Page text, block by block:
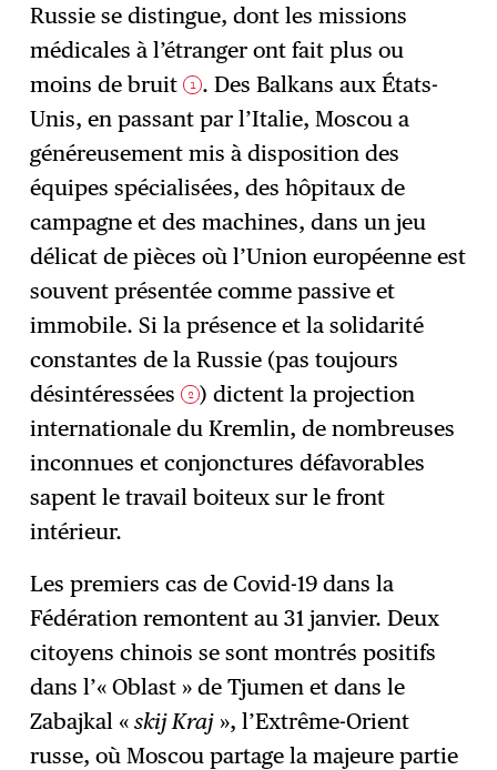
Russie se distingue, dont les missions
médicales à l’étranger ont fait plus ou
moins de bruit 1 . Des Balkans aux États-
Unis, en passant par l’Italie, Moscou a
généreusement mis à disposition des
équipes spécialisées, des hôpitaux de
campagne et des machines, dans un jeu
délicat de pièces où l’Union européenne est
souvent présentée comme passive et
immobile. Si la présence et la solidarité
constantes de la Russie (pas toujours
désintéressées 2 ) dictent la projection
internationale du Kremlin, de nombreuses
inconnues et conjonctures défavorables
sapent le travail boiteux sur le front
intérieur.
Les premiers cas de Covid-19 dans la
Fédération remontent au 31 janvier. Deux
citoyens chinois se sont montrés positifs
dans l’« Oblast » de Tjumen et dans le
Zabajkal «skij Kraj », l’Extrême-Orient
russe, où Moscou partage la majeure partie